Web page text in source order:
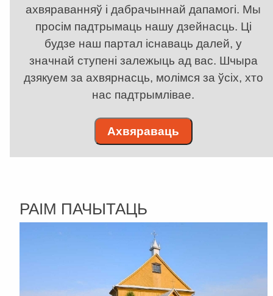
ахвяраванняў і дабрачыннай дапамогі. Мы
просім падтрымаць нашу дзейнасць. Ці
будзе наш партал існаваць далей, у
значнай ступені залежыць ад вас. Шчыра
дзякуем за ахвярнасць, молімся за ўсіх, хто
нас падтрымлівае.
Ахвяраваць
РАІМ ПАЧЫТАЦЬ